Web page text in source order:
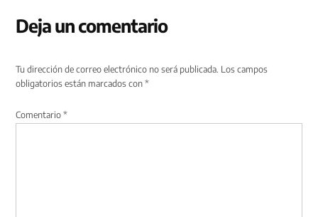
Deja un comentario
Tu dirección de correo electrónico no será publicada. Los campos
obligatorios están marcados con*
Comentario*